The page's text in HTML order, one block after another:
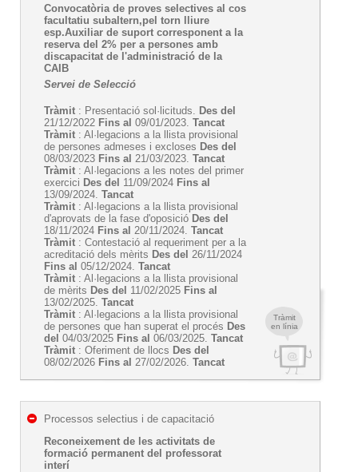
Tràmit
en línia
Convocatòria de proves selectives al cos
facultatiu subaltern,pel torn lliure
esp.Auxiliar de suport corresponent a la
reserva del 2% per a persones amb
discapacitat de l'administració de la
CAIB
Servei de Selecció
Tràmit : Presentació sol·licituds. Des del
21/12/2022 Fins al 09/01/2023. Tancat
Tràmit : Al·legacions a la llista provisional
de persones admeses i excloses Des del
08/03/2023 Fins al 21/03/2023. Tancat
Tràmit : Al·legacions a les notes del primer
exercici Des del 11/09/2024 Fins al
13/09/2024. Tancat
Tràmit : Al·legacions a la llista provisional
d'aprovats de la fase d'oposició Des del
18/11/2024 Fins al 20/11/2024. Tancat
Tràmit : Contestació al requeriment per a la
acreditació dels mèrits Des del 26/11/2024
Fins al 05/12/2024. Tancat
Tràmit : Al·legacions a la llista provisional
de mèrits Des del 11/02/2025 Fins al
13/02/2025. Tancat
Tràmit : Al·legacions a la llista provisional
de persones que han superat el procés Des
del 04/03/2025 Fins al 06/03/2025. Tancat
Tràmit : Oferiment de llocs Des del
08/02/2026 Fins al 27/02/2026. Tancat
Processos selectius i de capacitació
Reconeixement de les activitats de
formació permanent del professorat
interí